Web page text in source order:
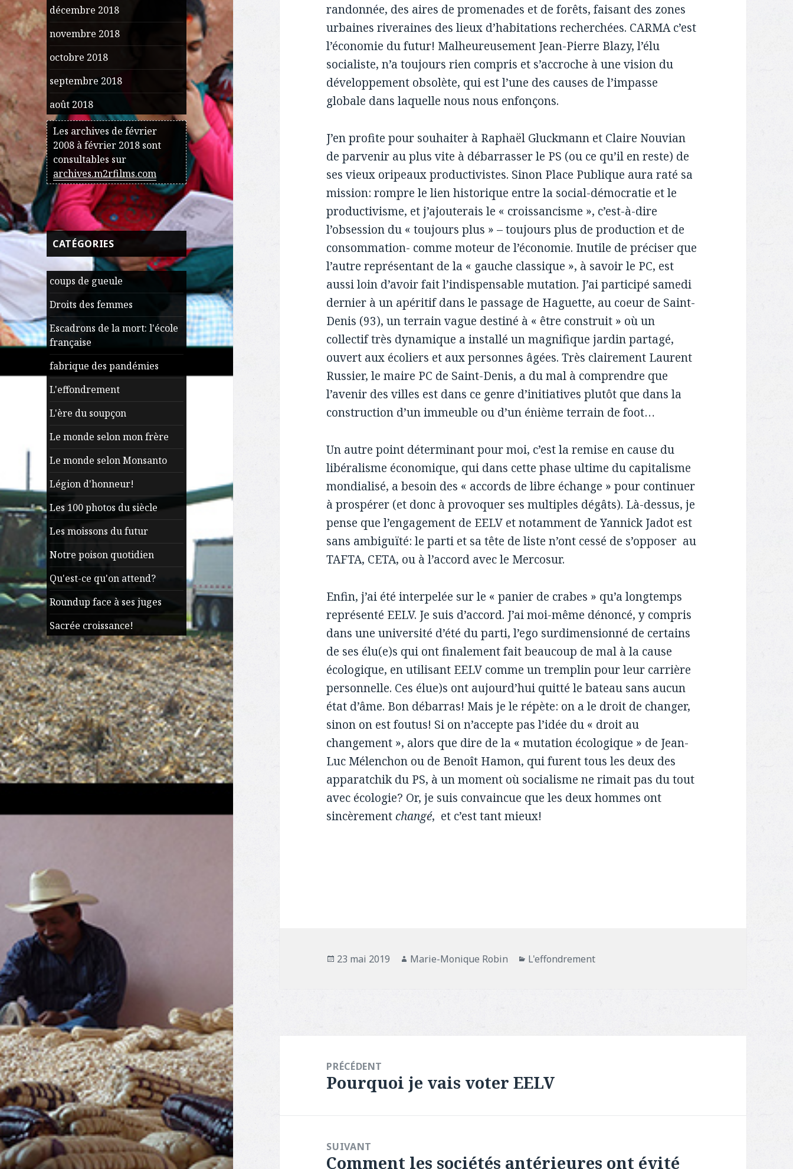
décembre 2018
novembre 2018
octobre 2018
septembre 2018
août 2018
Les archives de février
2008 à février 2018 sont
consultables sur
archives.m2rfilms.com
CATÉGORIES
coups de gueule
Droits des femmes
Escadrons de la mort: l'école
française
fabrique des pandémies
L'effondrement
L'ère du soupçon
Le monde selon mon frère
Le monde selon Monsanto
Légion d'honneur!
Les 100 photos du siècle
Les moissons du futur
Notre poison quotidien
Qu'est-ce qu'on attend?
Roundup face à ses juges
Sacrée croissance!
randonnée, des aires de promenades et de forêts, faisant des zones
urbaines riveraines des lieux d’habitations recherchées. CARMA c’est
l’économie du futur! Malheureusement Jean-Pierre Blazy, l’élu
socialiste, n’a toujours rien compris et s’accroche à une vision du
développement obsolète, qui est l’une des causes de l’impasse
globale dans laquelle nous nous enfonçons.
J’en profite pour souhaiter à Raphaël Gluckmann et Claire Nouvian
de parvenir au plus vite à débarrasser le PS (ou ce qu’il en reste) de
ses vieux oripeaux productivistes. Sinon Place Publique aura raté sa
mission: rompre le lien historique entre la social-démocratie et le
productivisme, et j’ajouterais le « croissancisme », c’est-à-dire
l’obsession du « toujours plus » – toujours plus de production et de
consommation- comme moteur de l’économie. Inutile de préciser que
l’autre représentant de la « gauche classique », à savoir le PC, est
aussi loin d’avoir fait l’indispensable mutation. J’ai participé samedi
dernier à un apéritif dans le passage de Haguette, au coeur de Saint-
Denis (93), un terrain vague destiné à « être construit » où un
collectif très dynamique a installé un magnifique jardin partagé,
ouvert aux écoliers et aux personnes âgées. Très clairement Laurent
Russier, le maire PC de Saint-Denis, a du mal à comprendre que
l’avenir des villes est dans ce genre d’initiatives plutôt que dans la
construction d’un immeuble ou d’un énième terrain de foot…
Un autre point déterminant pour moi, c’est la remise en cause du
libéralisme économique, qui dans cette phase ultime du capitalisme
mondialisé, a besoin des « accords de libre échange » pour continuer
à prospérer (et donc à provoquer ses multiples dégâts). Là-dessus, je
pense que l’engagement de EELV et notamment de Yannick Jadot est
sans ambiguïté: le parti et sa tête de liste n’ont cessé de s’opposer au
TAFTA, CETA, ou à l’accord avec le Mercosur.
Enfin, j’ai été interpelée sur le « panier de crabes » qu’a longtemps
représenté EELV. Je suis d’accord. J’ai moi-même dénoncé, y compris
dans une université d’été du parti, l’ego surdimensionné de certains
de ses élu(e)s qui ont finalement fait beaucoup de mal à la cause
écologique, en utilisant EELV comme un tremplin pour leur carrière
personnelle. Ces élue)s ont aujourd’hui quitté le bateau sans aucun
état d’âme. Bon débarras! Mais je le répète: on a le droit de changer,
sinon on est foutus! Si on n’accepte pas l’idée du « droit au
changement », alors que dire de la « mutation écologique » de Jean-
Luc Mélenchon ou de Benoît Hamon, qui furent tous les deux des
apparatchik du PS, à un moment où socialisme ne rimait pas du tout
avec écologie? Or, je suis convaincue que les deux hommes ont
sincèrementchangé, et c’est tant mieux!
Publié
23 mai 2019 Auteur
Marie-Monique Robin Catégories
L'effondrement
l’article
PRÉCÉDENT
Article
Pourquoi je vais voter EELV
SUIVANT
Article
Comment les sociétés antérieures ont évité